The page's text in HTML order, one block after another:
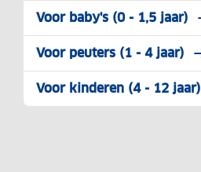
Voor baby's (0 - 1,5 jaar)
Voor peuters (1 - 4 jaar)
Voor kinderen (4 - 12 jaar)